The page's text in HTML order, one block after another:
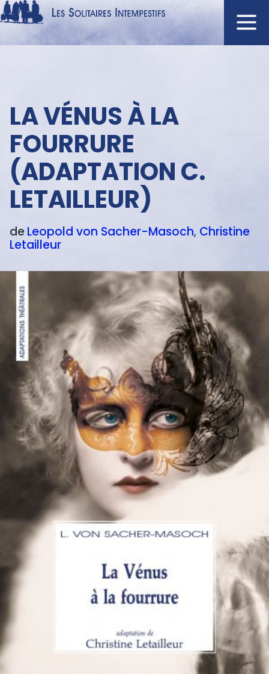
Aller
au
principal
Navigation
NOUVEAUTÉS
AUTEURS
À L'AFFICHE
CATALOGUE
DISTINCTIONS
PODCASTS
texte
LA VÉNUS À LA
FOURRURE
(ADAPTATION C.
LETAILLEUR)
deLeopold von Sacher-Masoch Christine
Letailleur